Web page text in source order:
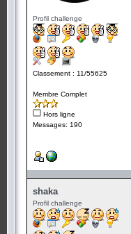
Profil challenge
Classement : 11/55625
Membre Complet
Hors ligne
Messages: 190
shaka
Profil challenge